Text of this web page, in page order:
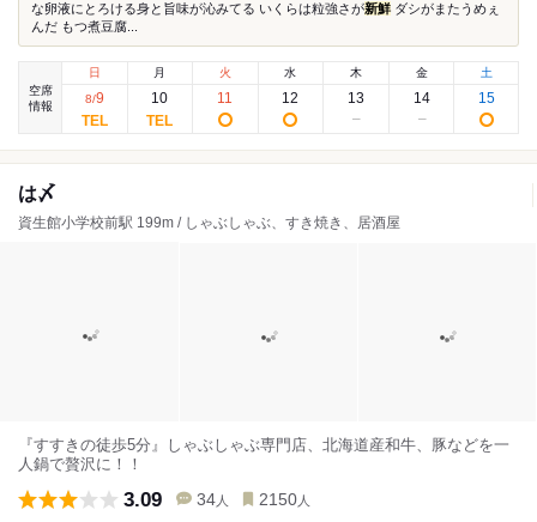
な卵液にとろける身と旨味が沁みてる いくらは粒強さが新鮮 ダシがまたうめぇ
んだ もつ煮豆腐...
空席
情報
日
8/9
月
10
火
11
水
12
木
13
金
14
土
15
は〆
資生館小学校前駅 199m / しゃぶしゃぶ、すき焼き、居酒屋
『すすきの徒歩5分』しゃぶしゃぶ専門店、北海道産和牛、豚などを一
人鍋で贅沢に！！
3.09 34 人 2150 人